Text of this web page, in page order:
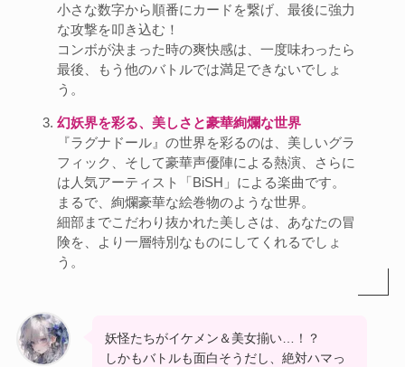
小さな数字から順番にカードを繋げ、最後に強力
な攻撃を叩き込む！
コンボが決まった時の爽快感は、一度味わったら
最後、もう他のバトルでは満足できないでしょ
う。
幻妖界を彩る、美しさと豪華絢爛な世界
『ラグナドール』の世界を彩るのは、美しいグラ
フィック、そして豪華声優陣による熱演、さらに
は人気アーティスト「BiSH」による楽曲です。
まるで、絢爛豪華な絵巻物のような世界。
細部までこだわり抜かれた美しさは、あなたの冒
険を、より一層特別なものにしてくれるでしょ
う。
妖怪たちがイケメン＆美女揃い…！？
しかもバトルも面白そうだし、絶対ハマっ